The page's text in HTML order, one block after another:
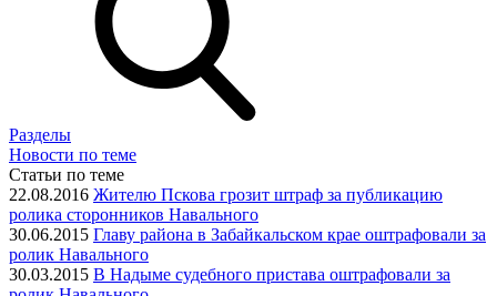
Разделы
Новости по теме
Статьи по теме
22.08.2016 Жителю Пскова грозит штраф за публикацию
ролика сторонников Навального
30.06.2015 Главу района в Забайкальском крае оштрафовали за
ролик Навального
30.03.2015 В Надыме судебного пристава оштрафовали за